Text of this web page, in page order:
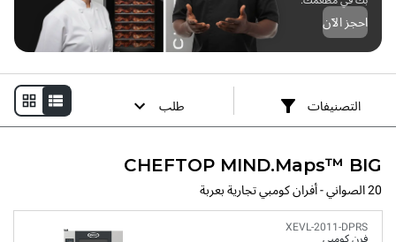
احجز الآن
التصنيفات طلب
CHEFTOP MIND.Maps™ BIG
20 الصواني - أفران كومبي تجارية بعربة
XEVL-2011-DPRS
فرن كومبي